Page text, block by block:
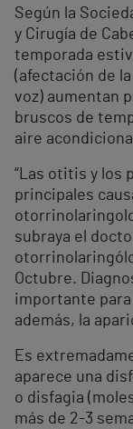
Según la
y Cirugía de
temporada
(afectación de
voz) aumentan
bruscos de
aire
“Las otitis y los
principales
subraya el
Octubre.
importante
además, la
Es
aparece una
o disfagia
más de 2-3